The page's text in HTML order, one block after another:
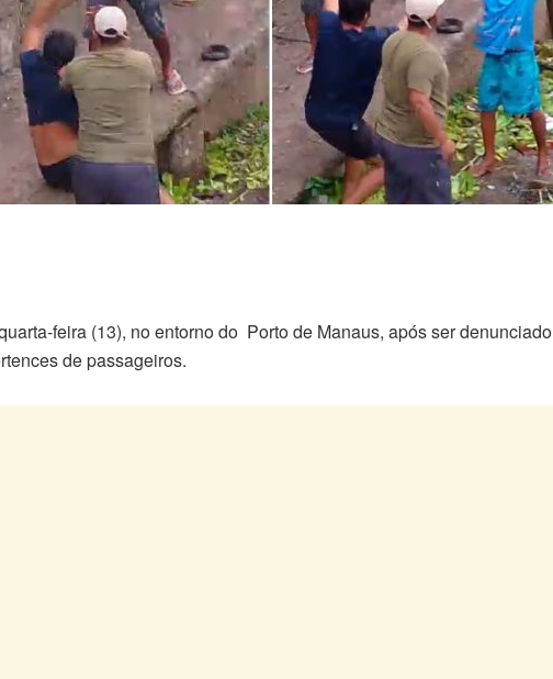
feira (13), no entorno do Porto de Manaus, após ser denunciado
de passageiros.